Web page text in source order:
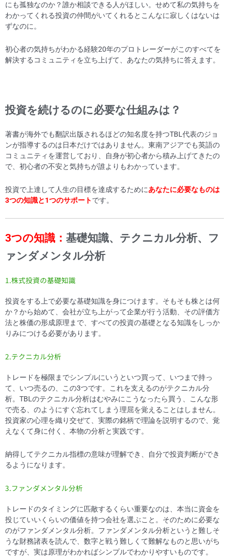
にも孤独なのか？誰か相談できる人がほしい。せめて私の気持ちを
わかってくれる投資の仲間がいてくれるとこんなに寂しくはないは
ずなのに。
初心者の気持ちがわかる経験20年のプロトレーダーがこのすべてを
解決するコミュニティを立ち上げて、あなたの気持ちに答えます。
投資を続けるのに必要な仕組みは？
著書が海外でも翻訳出版されるほどの知名度を持つTBL代表のジョ
ンが指導するのは日本だけではありません。東南アジアでも英語の
コミュニティを運営しており、自身が初心者から積み上げてきたの
で、初心者の不安と気持ちが誰よりもわかっています。
投資で上達して人生の目標を達成するためにあなたに必要なものは
3つの知識と1つのサポートです。
3つの知識：基礎知識、テクニカル分析、フ
ァンダメンタル分析
1.株式投資の基礎知識
投資をする上で必要な基礎知識を身につけます。そもそも株とは何
か？から始めて、会社が立ち上がって企業が行う活動、その評価方
法と株価の形成原理まで、すべての投資の基礎となる知識をしっか
りみにつける必要があります。
2.テクニカル分析
トレードを極限までシンプルにいうといつ買って、いつまで持っ
て、いつ売るの、この3つです。これを支えるのがテクニカル分
析。TBLのテクニカル分析はむやみにこうなったら買う、こんな形
で売る、のようにすぐ忘れてしまう理屈を覚えることはしません。
投資家の心理を織り交ぜて、実際の銘柄で理論を説明するので、覚
えなくて身に付く、本物の分析と実践です。
納得してテクニカル指標の意味が理解でき、自分で投資判断ができ
るようになります。
3.ファンダメンタル分析
トレードのタイミングに匹敵するくらい重要なのは、本当に資金を
投じていいくらいの価値を持つ会社を選ぶこと。そのために必要な
のがファンダメンタル分析。ファンダメンタル分析というと難しそ
うな財務諸表を読んで、数字と戦う難しくて難解なものと思いがち
ですが、実は原理がわかればシンプルでわかりやすいものです。